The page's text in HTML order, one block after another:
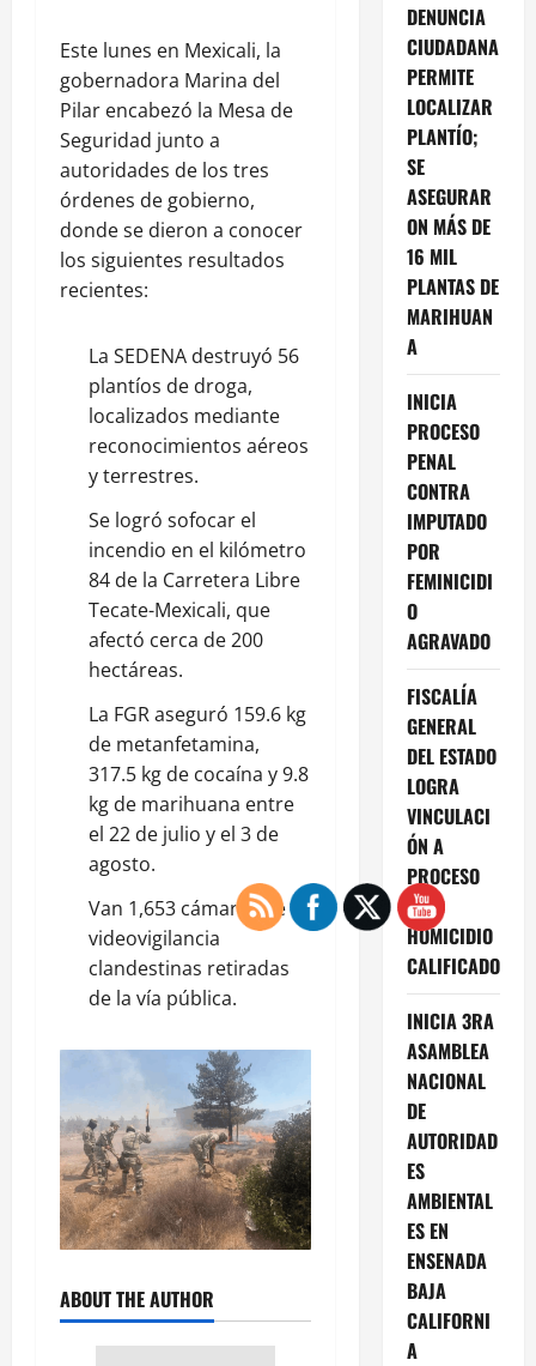
Este lunes en Mexicali, la
gobernadora Marina del
Pilar encabezó la Mesa de
Seguridad junto a
autoridades de los tres
órdenes de gobierno,
donde se dieron a conocer
los siguientes resultados
recientes:
La SEDENA destruyó 56
plantíos de droga,
localizados mediante
reconocimientos aéreos
y terrestres.
⁠Se logró sofocar el
incendio en el kilómetro
84 de la Carretera Libre
Tecate-Mexicali, que
afectó cerca de 200
hectáreas.
⁠La FGR aseguró 159.6 kg
de metanfetamina,
317.5 kg de cocaína y 9.8
kg de marihuana entre
el 22 de julio y el 3 de
agosto.
⁠Van 1,653 cámaras de
videovigilancia
clandestinas retiradas
de la vía pública.
ABOUT THE AUTHOR
DENUNCIA
CIUDADANA
PERMITE
LOCALIZAR
PLANTÍO;
SE
ASEGURAR
ON MÁS DE
16 MIL
PLANTAS DE
MARIHUAN
A
INICIA
PROCESO
PENAL
CONTRA
IMPUTADO
POR
FEMINICIDI
O
AGRAVADO
FISCALÍA
GENERAL
DEL ESTADO
LOGRA
VINCULACI
ÓN A
PROCESO
POR
HOMICIDIO
CALIFICADO
INICIA 3RA
ASAMBLEA
NACIONAL
DE
AUTORIDAD
ES
AMBIENTAL
ES EN
ENSENADA
BAJA
CALIFORNI
A